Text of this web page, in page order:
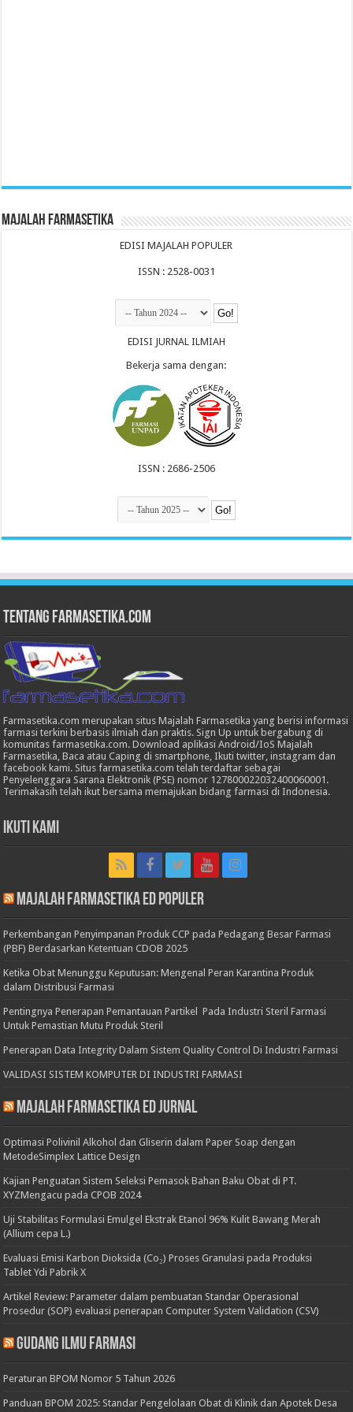
Majalah Farmasetika
EDISI MAJALAH POPULER
ISSN : 2528-0031
EDISI JURNAL ILMIAH
Bekerja sama dengan:
ISSN : 2686-2506
Tentang Farmasetika.com
Farmasetika.com merupakan situs Majalah Farmasetika yang berisi informasi
farmasi terkini berbasis ilmiah dan praktis. Sign Up untuk bergabung di
komunitas farmasetika.com. Download aplikasi Android/IoS Majalah
Farmasetika, Baca atau Caping di smartphone, Ikuti twitter, instagram dan
facebook kami. Situs farmasetika.com telah terdaftar sebagai
Penyelenggara Sarana Elektronik (PSE) nomor 127800022032400060001.
Terimakasih telah ikut bersama memajukan bidang farmasi di Indonesia.
Ikuti Kami
Majalah Farmasetika Ed Populer
Perkembangan Penyimpanan Produk CCP pada Pedagang Besar Farmasi
(PBF) Berdasarkan Ketentuan CDOB 2025
Ketika Obat Menunggu Keputusan: Mengenal Peran Karantina Produk
dalam Distribusi Farmasi
Pentingnya Penerapan Pemantauan Partikel Pada Industri Steril Farmasi
Untuk Pemastian Mutu Produk Steril
Penerapan Data Integrity Dalam Sistem Quality Control Di Industri Farmasi
VALIDASI SISTEM KOMPUTER DI INDUSTRI FARMASI
Majalah Farmasetika Ed Jurnal
Optimasi Polivinil Alkohol dan Gliserin dalam Paper Soap dengan
MetodeSimplex Lattice Design
Kajian Penguatan Sistem Seleksi Pemasok Bahan Baku Obat di PT.
XYZMengacu pada CPOB 2024
Uji Stabilitas Formulasi Emulgel Ekstrak Etanol 96% Kulit Bawang Merah
(Allium cepa L.)
Evaluasi Emisi Karbon Dioksida (Co₂) Proses Granulasi pada Produksi
Tablet Ydi Pabrik X
Artikel Review: Parameter dalam pembuatan Standar Operasional
Prosedur (SOP) evaluasi penerapan Computer System Validation (CSV)
Gudang Ilmu Farmasi
Peraturan BPOM Nomor 5 Tahun 2026
Panduan BPOM 2025: Standar Pengelolaan Obat di Klinik dan Apotek Desa